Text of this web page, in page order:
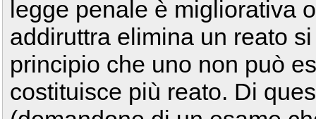
legge penale è migliorativa
addiruttra elimina un reato
principio che uno non può
costituisce più reato. Di